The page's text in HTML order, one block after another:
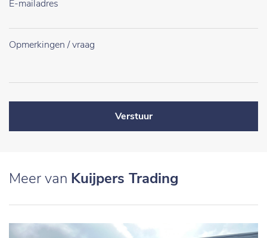
Verstuur
Meer van Kuijpers Trading